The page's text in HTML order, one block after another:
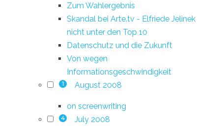
Zum Wahlergebnis
Skandal bei Arte.tv - Elfriede Jelinek
nicht unter den Top 10
Datenschutz und die Zukunft
Von wegen
Informationsgeschwindigkeit
1 August 2008
on screenwriting
4 July 2008